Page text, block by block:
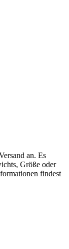
an. Es
Größe oder
findest